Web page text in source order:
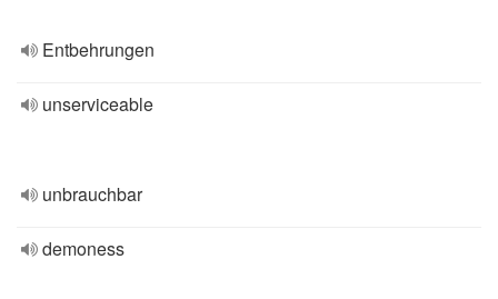
Entbehrungen
unserviceable
unbrauchbar
demoness